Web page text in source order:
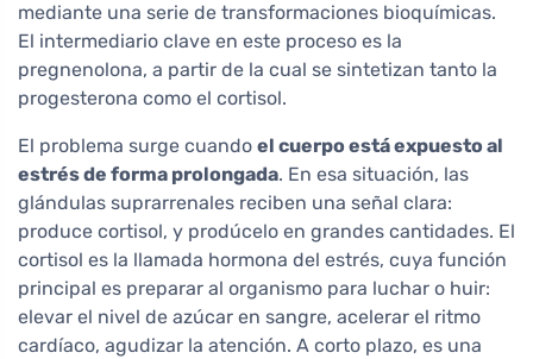
mediante una serie de transformaciones bioquímicas.
El intermediario clave en este proceso es la
pregnenolona, a partir de la cual se sintetizan tanto la
progesterona como el cortisol.
El problema surge cuando el cuerpo está expuesto al
estrés de forma prolongada. En esa situación, las
glándulas suprarrenales reciben una señal clara:
produce cortisol, y prodúcelo en grandes cantidades. El
cortisol es la llamada hormona del estrés, cuya función
principal es preparar al organismo para luchar o huir:
elevar el nivel de azúcar en sangre, acelerar el ritmo
cardíaco, agudizar la atención. A corto plazo, es una